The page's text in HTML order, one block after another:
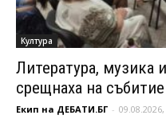
Култура
Литература, музика
срещнаха на
Екип на ДЕБАТИ.БГ - 09.08.2026,